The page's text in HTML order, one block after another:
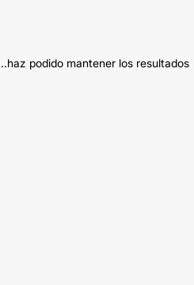
podido mantener los resultados